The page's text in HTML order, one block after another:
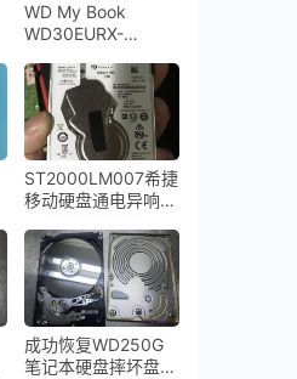
WD My Book
WD30EURX-
盘倒下摔坏导致磁头
损坏开盘数据恢复成
功
ST2000LM007希捷
移动硬盘通电异响敲
恢复成功
成功恢复WD250G
笔记本硬盘摔坏盘体